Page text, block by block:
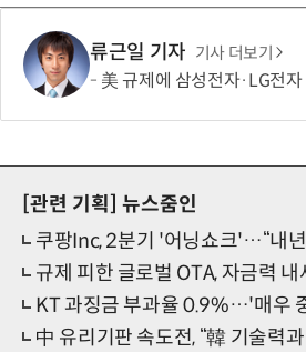
류근일 기자 기사 더보기
美 규제에 삼성전자·LG전자 '로청' 글로벌 출시 늦
[관련 기획] 뉴스줌인
쿠팡Inc, 2분기 '어닝쇼크'…“내년 중순께
규제 피한 글로벌 OTA, 자금력 내세
KT 과징금 부과율 0.9%…'매우
中 유리기판 속도전, “韓 기술력